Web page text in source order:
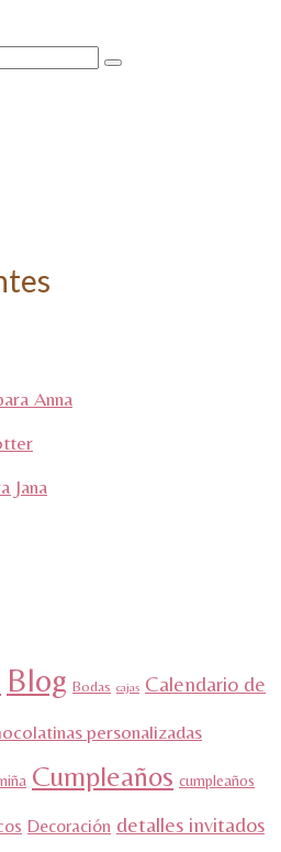
Anna
Jana
Blog Bodas cajas Calendario de
personalizadas
Cumpleaños cumpleaños
Decoración detalles invitados